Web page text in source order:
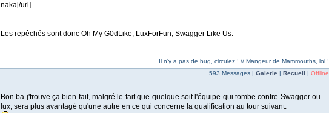
naka[/url].
Les repêchés sont donc Oh My G0dLike, LuxForFun, Swagger Like Us.
Il n'y a pas de bug, circulez ! // Mangeur de Mammouths, lol !
593 Messages | Galerie | Recueil | Offline
Bon ba j'trouve ça bien fait, malgré le fait que quelque soit l'équipe qui tombe contre Swagger ou
lux, sera plus avantagé qu'une autre en ce qui concerne la qualification au tour suivant.